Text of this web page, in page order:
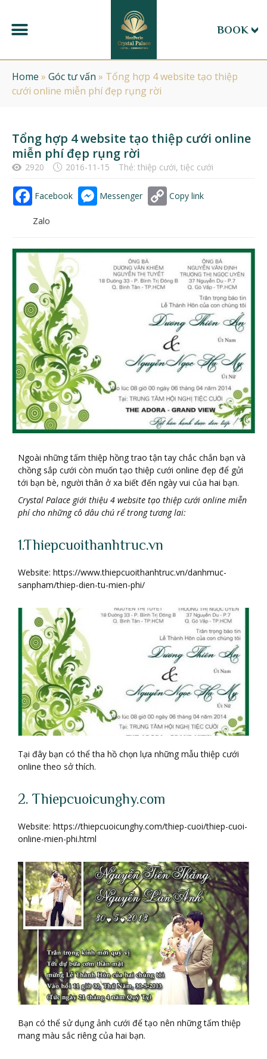
BOOK
Home » Góc tư vấn » Tổng hợp 4 website tạo thiệp
cưới online miễn phí đẹp rụng rời
Tổng hợp 4 website tạo thiệp cưới online
miễn phí đẹp rụng rời
2920 2016-11-15 Thẻ: thiệp cưới, tiệc cưới
Facebook Messenger Copy link
Zalo
Ngoài những tấm thiệp hồng trao tận tay chắc chắn bạn và
chồng sắp cưới còn muốn tạo thiệp cưới online đẹp để gửi
tới bạn bè, người thân ở xa biết đến ngày vui của hai bạn.
Crystal Palace giới thiệu 4 website tạo thiệp cưới online miễn
phí cho những cô dâu chú rể trong tương lai:
1.Thiepcuoithanhtruc.vn
Website: https://www.thiepcuoithanhtruc.vn/danhmuc-
sanpham/thiep-dien-tu-mien-phi/
Tại đây bạn có thể tha hồ chọn lựa những mẫu thiệp cưới
online theo sở thích.
2. Thiepcuoicunghy.com
Website: https://thiepcuoicunghy.com/thiep-cuoi/thiep-cuoi-
online-mien-phi.html
Bạn có thể sử dụng ảnh cưới để tạo nên những tấm thiệp
mang màu sắc riêng của hai bạn.